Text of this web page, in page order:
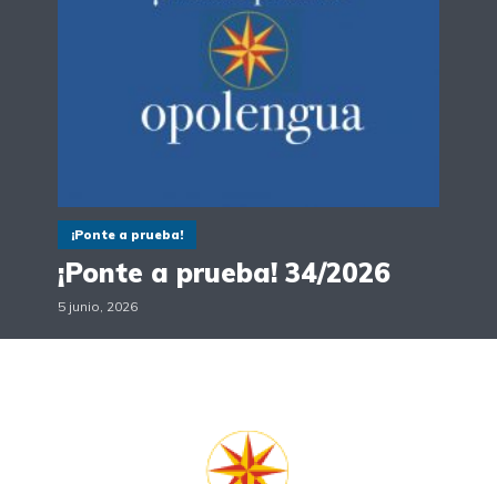
¡Ponte a prueba!
¡Ponte a prueba! 34/2026
5 junio, 2026